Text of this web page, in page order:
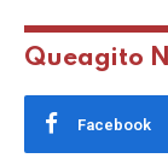
Queagito
Facebook